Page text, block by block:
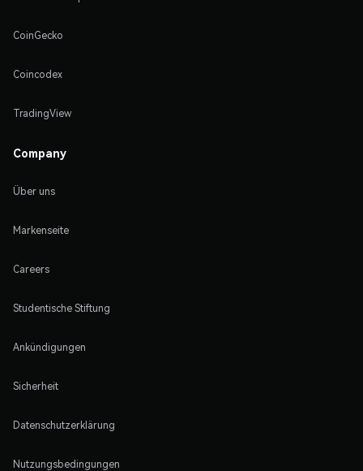
CoinGecko
Coincodex
TradingView
Company
Über uns
Markenseite
Careers
Studentische Stiftung
Ankündigungen
Sicherheit
Datenschutzerklärung
Nutzungsbedingungen